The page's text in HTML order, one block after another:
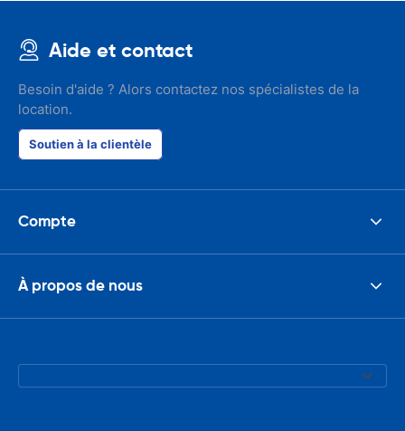
Aide et contact
Besoin d'aide ? Alors contactez nos spécialistes de la
location.
Soutien à la clientèle
Compte
À propos de nous